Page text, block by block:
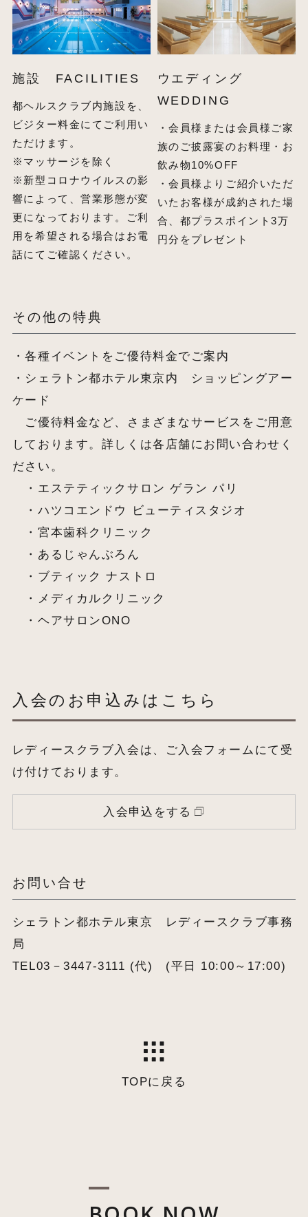
施設 FACILITIES
都ヘルスクラブ内施設を、
ビジター料金にてご利用い
ただけます。
※マッサージを除く
※新型コロナウイルスの影
響によって、営業形態が変
更になっております。ご利
用を希望される場合はお電
話にてご確認ください。
ウエディング
WEDDING
・会員様または会員様ご家
族のご披露宴のお料理・お
飲み物10%OFF
・会員様よりご紹介いただ
いたお客様が成約された場
合、都プラスポイント3万
円分をプレゼント
その他の特典
・各種イベントをご優待料金でご案内
・シェラトン都ホテル東京内 ショッピングアー
ケード
ご優待料金など、さまざまなサービスをご用意
しております。詳しくは各店舗にお問い合わせく
ださい。
・エステティックサロン ゲラン パリ
・ハツコエンドウ ビューティスタジオ
・宮本歯科クリニック
・あるじゃんぶろん
・ブティック ナストロ
・メディカルクリニック
・ヘアサロンONO
入会のお申込みはこちら
レディースクラブ入会は、ご入会フォームにて受
け付けております。
入会申込をする
お問い合せ
シェラトン都ホテル東京 レディースクラブ事務
局
TEL03－3447-3111 (代) (平日 10:00～17:00)
TOPに戻る